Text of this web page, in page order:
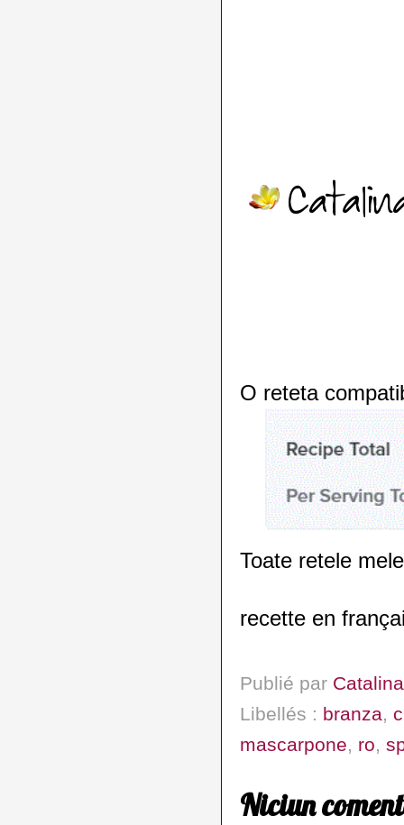
O reteta
Toate retele
recette en
Publié par Catalina
Libellés : branza,
mascarpone, ro,
Niciun